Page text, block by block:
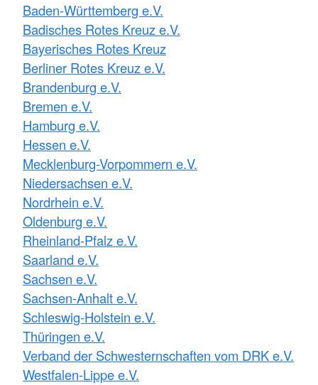
Baden-Württemberg e.V.
Badisches Rotes Kreuz e.V.
Bayerisches Rotes Kreuz
Berliner Rotes Kreuz e.V.
Brandenburg e.V.
Bremen e.V.
Hamburg e.V.
Hessen e.V.
Mecklenburg-Vorpommern e.V.
Niedersachsen e.V.
Nordrhein e.V.
Oldenburg e.V.
Rheinland-Pfalz e.V.
Saarland e.V.
Sachsen e.V.
Sachsen-Anhalt e.V.
Schleswig-Holstein e.V.
Thüringen e.V.
Verband der Schwesternschaften vom DRK e.V.
Westfalen-Lippe e.V.